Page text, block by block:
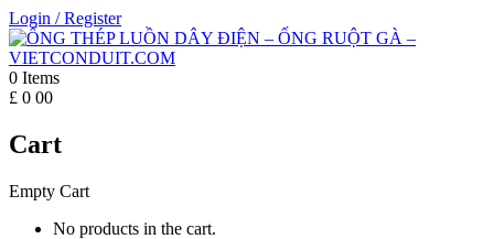
Login /Register
0 Items
£ 0 00
Cart
Empty Cart
No products in the cart.